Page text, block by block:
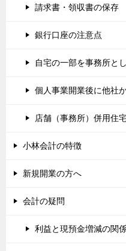
請求書・領収書の保存
銀行口座の注意点
自宅の一部を事務所と
個人事業開業後に他社
店舗（事務所）併用住
小林会計の特徴
新規開業の方へ
会計の疑問
利益と現預金増減の関